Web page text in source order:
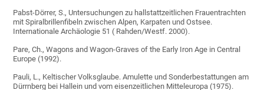
Pabst-Dörrer, S., Untersuchungen zu hallstattzeitlichen Frauentrachten
mit Spiralbrillenfibeln zwischen Alpen, Karpaten und Ostsee.
Internationale Archäologie 51 ( Rahden/Westf. 2000).
Pare, Ch., Wagons and Wagon-Graves of the Early Iron Age in Central
Europe (1992).
Pauli, L., Keltischer Volksglaube. Amulette und Sonderbestattungen am
Dürrnberg bei Hallein und vom eisenzeitlichen Mitteleuropa (1975).